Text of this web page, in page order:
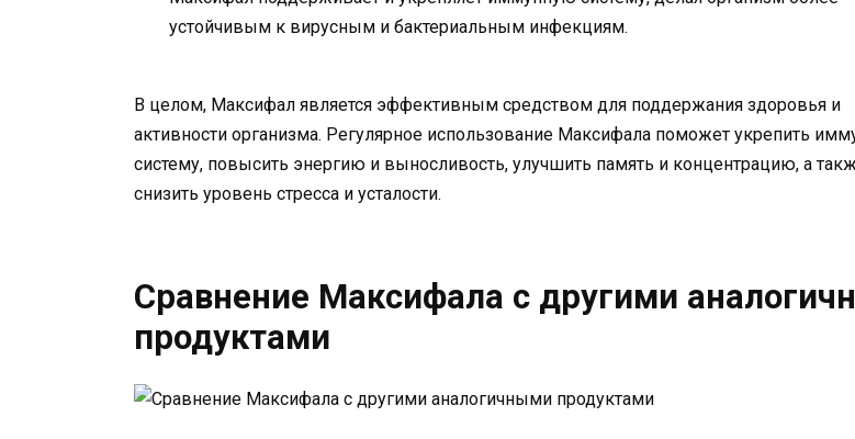
устойчивым к вирусным и бактериальным инфекциям.
В целом, Максифал является эффективным средством для поддержания здоровья и
активности организма. Регулярное использование Максифала поможет укрепить
систему, повысить энергию и выносливость, улучшить память и концентрацию, а
снизить уровень стресса и усталости.
Сравнение Максифала с другими
продуктами